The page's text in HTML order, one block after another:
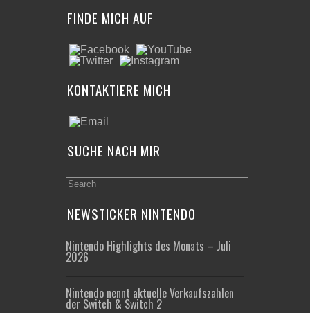
FINDE MICH AUF
KONTAKTIERE MICH
SUCHE NACH MIR
NEWSTICKER NINTENDO
Nintendo Highlights des Monats – Juli
2026
Nintendo nennt aktuelle Verkaufszahlen
der Switch & Switch 2